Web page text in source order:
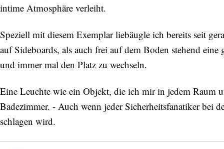
intime Atmosphäre verleiht.
Speziell mit diesem Exemplar liebäugle ich bereits seit
auf Sideboards, als auch frei auf dem Boden stehend
und immer mal den Platz zu wechseln.
Eine Leuchte wie ein Objekt, die ich mir in jedem Raum
Badezimmer. - Auch wenn jeder Sicherheitsfanatiker bei
schlagen wird.